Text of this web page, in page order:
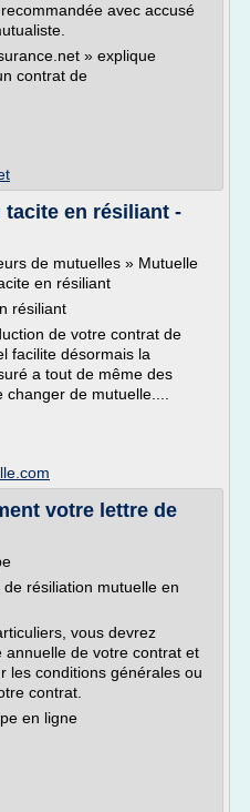
avec accusé
» explique
contrat de
en résiliant -
de mutuelles » Mutuelle
en résiliant
résiliant
de votre contrat de
facilite désormais la
a tout de même des
de mutuelle....
votre lettre de
résiliation mutuelle en
vous devrez
de votre contrat et
les conditions générales ou
contrat.
en ligne